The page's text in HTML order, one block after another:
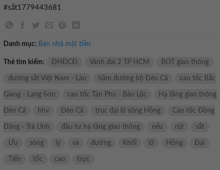
#sắt1779443681
Danh mục: Bán nhà mặt tiền
Thẻ tìm kiếm: ĐHĐCĐ Vành đai 2 TP HCM BOT giao thông
đường sắt Việt Nam - Lào hầm đường bộ Đèo Cả cao tốc Bắc
Giang - Lạng Sơn cao tốc Tân Phú - Bảo Lộc Hạ tầng giao thông
Đèo Cả hhv Đèo Cả trục đại lộ sông Hồng Cao tốc Đồng
Đăng - Trà Lĩnh đầu tư hạ tầng giao thông nếu rút sắt
Ưu sóng lý và đường Khối lỡ Hồng Đại
Tiến tốc cao trực